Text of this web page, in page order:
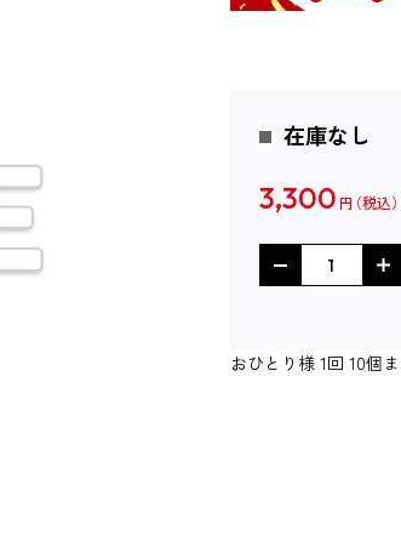
在庫なし
3,300 円
おひとり様 1回 10個